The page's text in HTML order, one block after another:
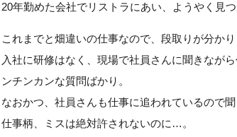
20年勤めた会社でリストラにあい、ようやく見
これまでと畑違いの仕事なので、段取りが分かり
入社に研修はなく、現場で社員さんに聞きなが
ンチンカンな質問ばかり。
なおかつ、社員さんも仕事に追われているので聞
仕事柄、ミスは絶対許されないのに…。